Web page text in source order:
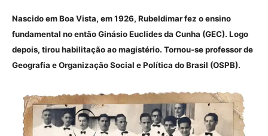
Nascido em Boa Vista, em 1926, Rubeldimar fez o ensino
fundamental no então Ginásio Euclides da Cunha (GEC). Logo
depois, tirou habilitação ao magistério. Tornou-se professor de
Geografia e Organização Social e Política do Brasil (OSPB).